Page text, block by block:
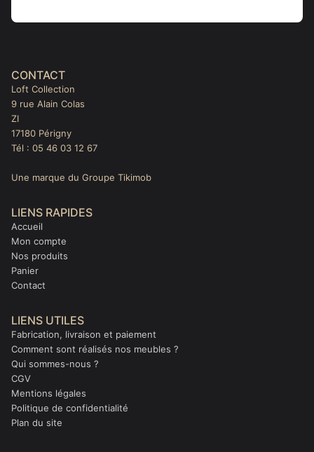
CONTACT
Loft Collection
9 rue Alain Colas
ZI
17180 Périgny
Tél : 05 46 03 12 67
Une marque du Groupe Tikimob
LIENS RAPIDES
Accueil
Mon compte
Nos produits
Panier
Contact
LIENS UTILES
Fabrication, livraison et paiement
Comment sont réalisés nos meubles ?
Qui sommes-nous ?
CGV
Mentions légales
Politique de confidentialité
Plan du site